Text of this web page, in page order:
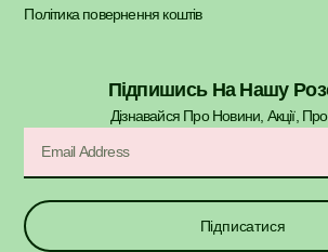
Політика повернення коштів
Підпишись На Нашу
Дізнавайся Про Новини, Акції,
Підписатися